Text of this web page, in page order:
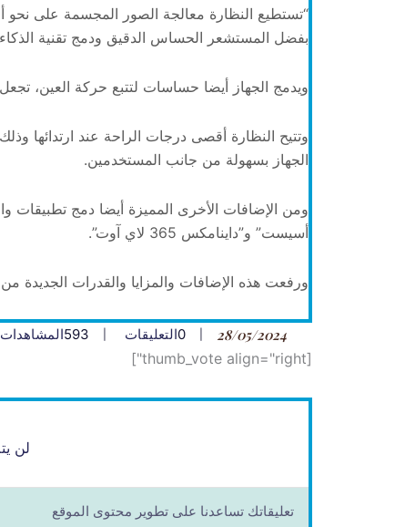
“تستطيع النظارة معالجة الصور المجسمة على نحو
بفضل المستشعر الحساس الدقيق ودمج تقنية
ويدمج الجهاز أيضا حساسات لتتبع حركة العين،
وتتيح النظارة أقصى درجات الراحة عند ارتدائها
الجهاز بسهولة من جانب المستخدمين.
أسيست” و”داينامكس 365 لاي آوت”.
ورفعت هذه الإضافات والمزايا والقدرات الجديدة من ثمن
28/05/2024
0التعليقات 593المشاهدات
[thumb_vote align="right"]
لن